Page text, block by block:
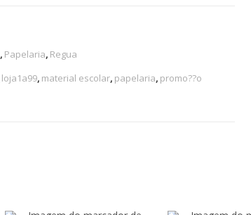
, Papelaria, Regua
loja1a99, material escolar, papelaria, promo??o